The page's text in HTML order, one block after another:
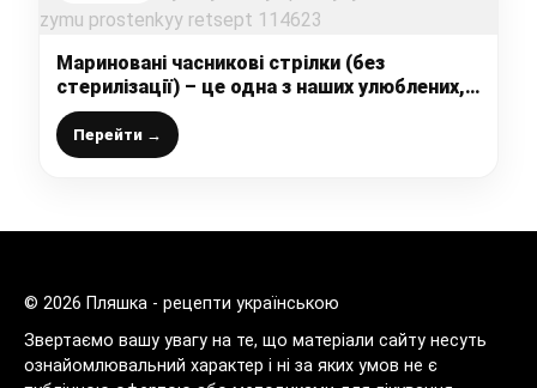
Мариновані часникові стрілки (без
стерилізації) – це одна з наших улюблених,
постійних заготовок на зиму (простенький
рецепт)
Перейти →
© 2026 Пляшка - рецепти українською
Звертаємо вашу увагу на те, що матеріали сайту несуть
ознайомлювальний характер і ні за яких умов не є